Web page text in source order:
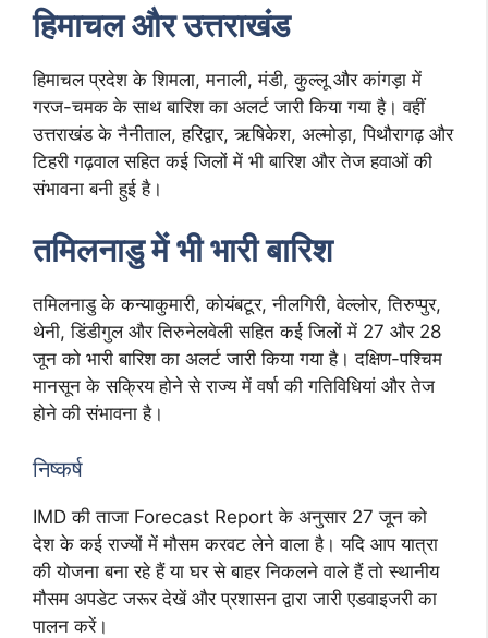
हिमाचल और उत्तराखंड
हिमाचल प्रदेश के शिमला, मनाली, मंडी, कुल्लू और कांगड़ा में
गरज-चमक के साथ बारिश का अलर्ट जारी किया गया है। वहीं
उत्तराखंड के नैनीताल, हरिद्वार, ऋषिकेश, अल्मोड़ा, पिथौरागढ़ और
टिहरी गढ़वाल सहित कई जिलों में भी बारिश और तेज हवाओं की
संभावना बनी हुई है।
तमिलनाडु में भी भारी बारिश
तमिलनाडु के कन्याकुमारी, कोयंबटूर, नीलगिरी, वेल्लोर, तिरुप्पुर,
थेनी, डिंडीगुल और तिरुनेलवेली सहित कई जिलों में 27 और 28
जून को भारी बारिश का अलर्ट जारी किया गया है। दक्षिण-पश्चिम
मानसून के सक्रिय होने से राज्य में वर्षा की गतिविधियां और तेज
होने की संभावना है।
निष्कर्ष
IMD की ताजा Forecast Report के अनुसार 27 जून को
देश के कई राज्यों में मौसम करवट लेने वाला है। यदि आप यात्रा
की योजना बना रहे हैं या घर से बाहर निकलने वाले हैं तो स्थानीय
मौसम अपडेट जरूर देखें और प्रशासन द्वारा जारी एडवाइजरी का
पालन करें।